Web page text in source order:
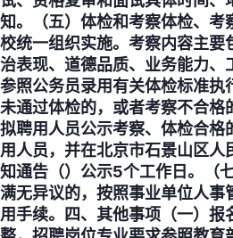
知。（五）体检和考察体检、考
校统一组织实施。考察内容主要
治表现、道德品质、业务能力、
参照公务员录用有关体检标准执
未通过体检的，或者考察不合格
拟聘用人员公示考察、体检合格
用人员，并在北京市石景山区
知通告（）公示5个工作日。（
满无异议的，按照事业单位人事
用手续。四、其他事项（一）报